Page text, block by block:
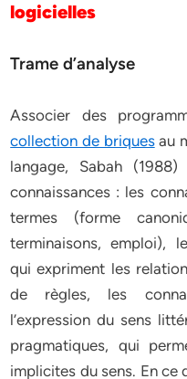
logicielles
Trame d’analyse
Associer des
collection de briquesau
langage, Sabah
connaissances : les
termes (forme
terminaisons, emploi),
qui expriment les
de règles, les
l’expression du sens
pragmatiques, qui
implicites du sens. En ce